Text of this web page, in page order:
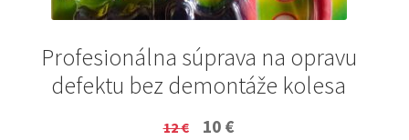
Profesionálna súprava na opravu
defektu bez demontáže kolesa
12€
Original
10 €